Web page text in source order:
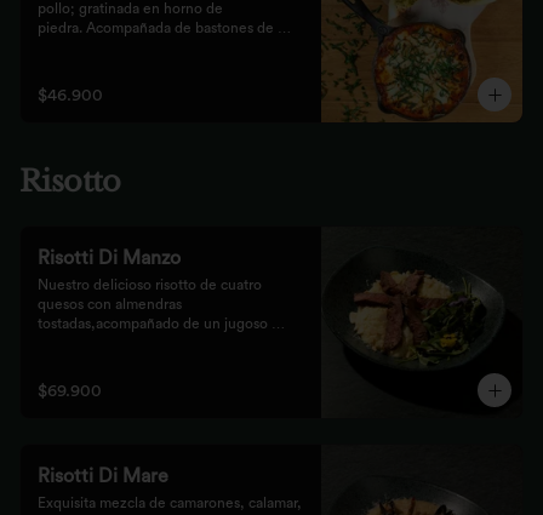
pollo; gratinada en horno de
piedra. Acompañada de bastones de
$46.900
Risotto
Risotti Di Manzo
Nuestro delicioso risotto de cuatro
quesos con almendras
tostadas,acompañado de un jugoso
$69.900
Risotti Di Mare
Exquisita mezcla de camarones, calamar,